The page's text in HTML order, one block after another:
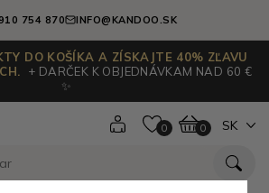
754 870 INFO@KANDOO.SK
DO KOŠÍKA A ZÍSKAJTE 40% ZĽAVU
+ DARČEK K OBJEDNÁVKAM NAD 60 €
✨
0 0 SK